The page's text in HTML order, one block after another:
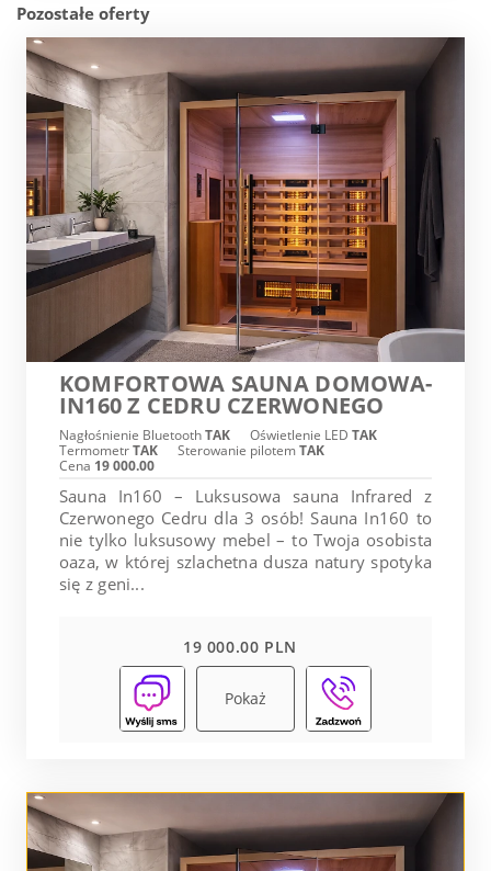
Pozostałe oferty
KOMFORTOWA SAUNA DOMOWA-
IN160 Z CEDRU CZERWONEGO
Nagłośnienie BluetoothTAK Oświetlenie LED TAK
TermometrTAK Sterowanie pilotemTAK
Cena 19 000.00
Sauna In160 – Luksusowa sauna Infrared z
Czerwonego Cedru dla 3 osób! Sauna In160 to
nie tylko luksusowy mebel – to Twoja osobista
oaza, w której szlachetna dusza natury spotyka
się z geni...
19 000.00 PLN
Pokaż